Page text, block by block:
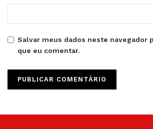
Salvar meus dados neste navegador
que eu comentar.